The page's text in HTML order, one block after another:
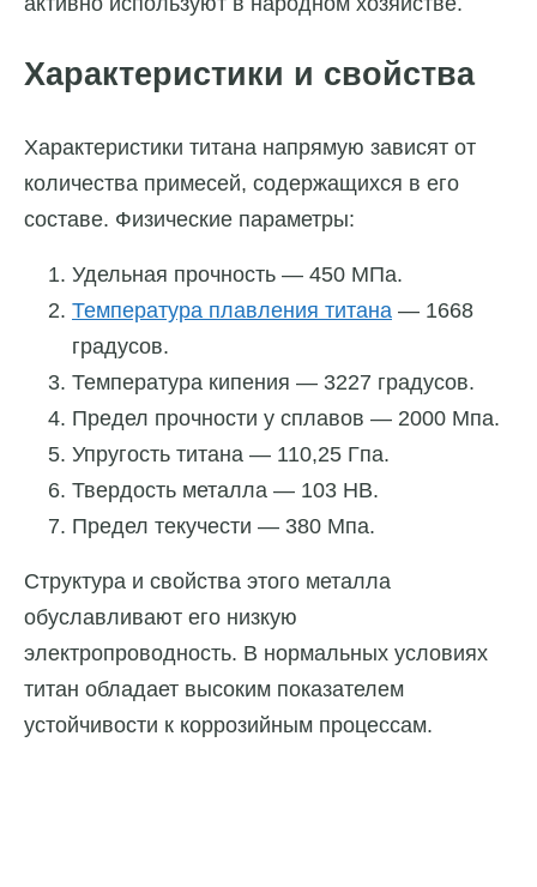
Характеристики и свойства
Характеристики титана напрямую зависят от
количества примесей, содержащихся в его
составе. Физические параметры:
Удельная прочность — 450 МПа.
Температура плавления титана — 1668
градусов.
Температура кипения — 3227 градусов.
Предел прочности у сплавов — 2000 Мпа.
Упругость титана — 110,25 Гпа.
Твердость металла — 103 НВ.
Предел текучести — 380 Мпа.
Структура и свойства этого металла
обуславливают его низкую
электропроводность. В нормальных условиях
титан обладает высоким показателем
устойчивости к коррозийным процессам.